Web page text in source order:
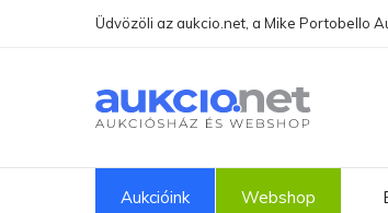
Üdvözöli az aukcio.net, a Mike Portobello
Aukcióink Webshop